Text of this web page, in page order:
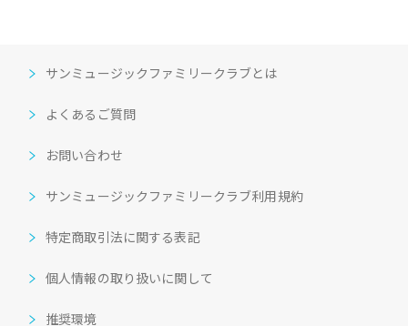
サンミュージックファミリークラブとは
よくあるご質問
お問い合わせ
サンミュージックファミリークラブ利用規約
特定商取引法に関する表記
個人情報の取り扱いに関して
推奨環境